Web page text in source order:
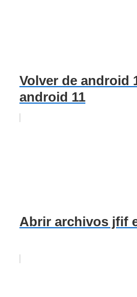
Volver de android
android 11
Abrir archivos jfif